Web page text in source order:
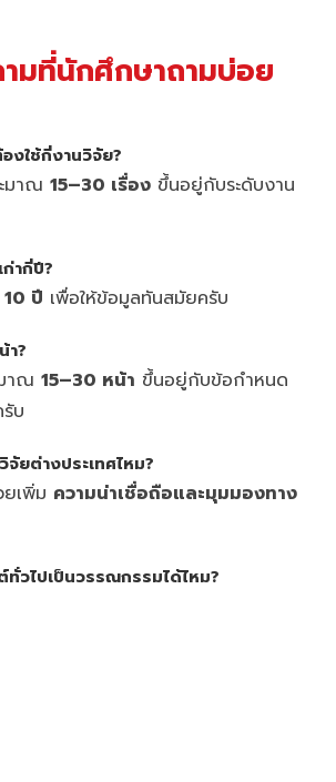
ามที่นักศึกษาถามบ่อย
งใช้กี่งานวิจัย?
ะมาณ15–30 เรื่อง ขึ้นอยู่กับระดับงาน
ากี่ปี?
10 ปี เพื่อให้ข้อมูลทันสมัยครับ
า?
มาณ15–30 หน้า ขึ้นอยู่กับข้อกำหนด
บ
ยต่างประเทศไหม?
ยเพิ่ม ความน่าเชื่อถือและมุมมองทาง
ทั่วไปเป็นวรรณกรรมได้ไหม?